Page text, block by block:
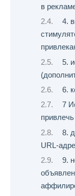
в
4.
5.
6.
7
8.
URL-
9.